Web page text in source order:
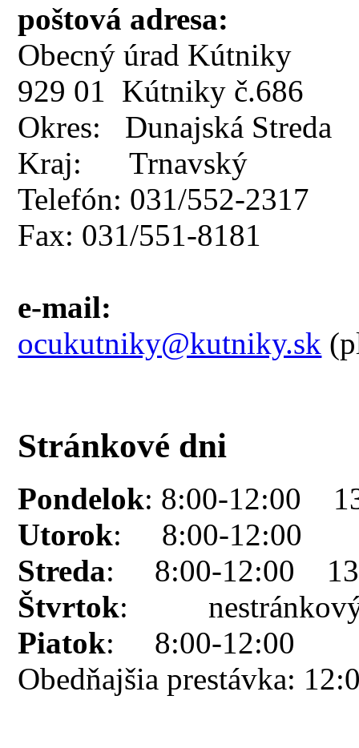
poštová adresa:
Obecný úrad Kútniky
929 01 Kútniky č.686
Okres: Dunajská Streda
Kraj: Trnavský
Telefón: 031/552-2317
Fax: 031/551-8181
e-mail:
ocukutniky@kutniky.sk
Stránkové dni
Pondelok: 8:00-12:00
Utorok: 8:00-12:00
Streda: 8:00-12:00
Štvrtok: nestránkový
Piatok: 8:00-12:00
Obedňajšia prestávka: